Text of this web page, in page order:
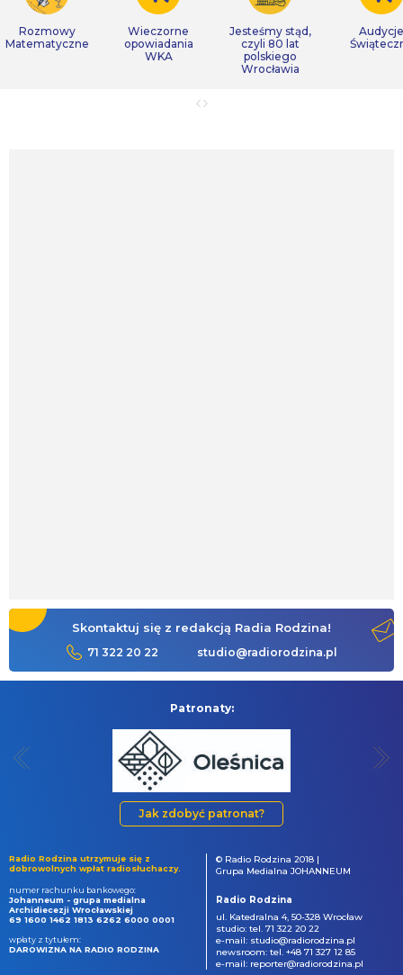
Rozmowy
Matematyczne
Wieczorne
opowiadania
WKA
Jesteśmy stąd,
czyli 80 lat
polskiego
Wrocławia
Audycje
Skontaktuj się z redakcją Radia Rodzina!
71 322 20 22 studio@radiorodzina.pl
Patronaty:
Jak zdobyć patronat?
Radio Rodzina utrzymuje się z
dobrowolnych wpłat radiosłuchaczy.
numer rachunku bankowego:
Johanneum - grupa medialna
Archidiecezji Wrocławskiej
69 1600 1462 1813 6262 6000 0001
wpłaty z tytułem:
DAROWIZNA NA RADIO RODZINA
© Radio Rodzina 2018 |
Grupa Medialna JOHANNEUM
Radio Rodzina
ul. Katedralna 4, 50-328 Wrocław
studio: tel. 71 322 20 22
e-mail: studio@radiorodzina.pl
newsroom: tel. +48 71 327 12 85
e-mail: reporter@radiorodzina.pl